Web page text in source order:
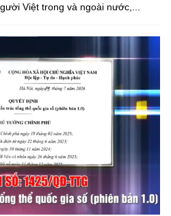
Việt trong và ngoài nước,...